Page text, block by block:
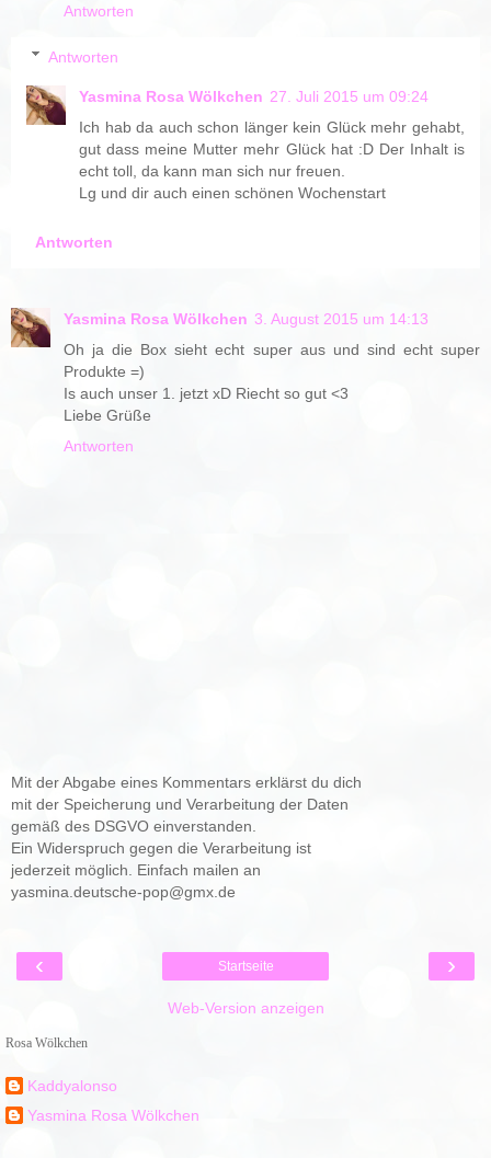
Antworten
Antworten
Yasmina Rosa Wölkchen 27. Juli 2015 um 09:24
Ich hab da auch schon länger kein Glück mehr gehabt,
gut dass meine Mutter mehr Glück hat :D Der Inhalt is
echt toll, da kann man sich nur freuen.
Lg und dir auch einen schönen Wochenstart
Antworten
Yasmina Rosa Wölkchen 3. August 2015 um 14:13
Oh ja die Box sieht echt super aus und sind echt super
Produkte =)
Is auch unser 1. jetzt xD Riecht so gut <3
Liebe Grüße
Antworten
Mit der Abgabe eines Kommentars erklärst du dich
mit der Speicherung und Verarbeitung der Daten
gemäß des DSGVO einverstanden.
Ein Widerspruch gegen die Verarbeitung ist
jederzeit möglich. Einfach mailen an
yasmina.deutsche-pop@gmx.de
‹ ›
Startseite
Web-Version anzeigen
Rosa Wölkchen
Kaddyalonso
Yasmina Rosa Wölkchen